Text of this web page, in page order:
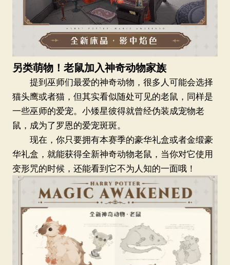
另类萌物！老鼠加入神奇动物家族
提到巫师们最爱的神奇动物，很多人可能会选择
猫头鹰或者猫，但其实看似随处可见的老鼠，同样是
一些巫师的爱宠。小矮星彼得就曾经伪装成宠物老
鼠，成为了罗恩的爱宠斑斑。
现在，你只要拥有本赛季的豪华礼盒或者金缎豪
华礼盒，就能获得全新神奇动物老鼠，当你对它使用
变形咒的时候，还能看到它不为人知的一面哦！